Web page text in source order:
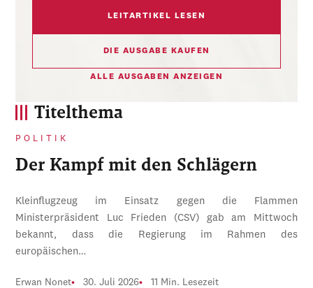
Titelthema
POLITIK
Der Kampf mit den Schlägern
Kleinflugzeug im Einsatz gegen die Flammen
Ministerpräsident Luc Frieden (CSV) gab am Mittwoch
bekannt, dass die Regierung im Rahmen des
europäischen…
Erwan Nonet 30. Juli 2026 11 Min. Lesezeit
LEITARTIKEL LESEN
DIE AUSGABE KAUFEN
ALLE AUSGABEN ANZEIGEN